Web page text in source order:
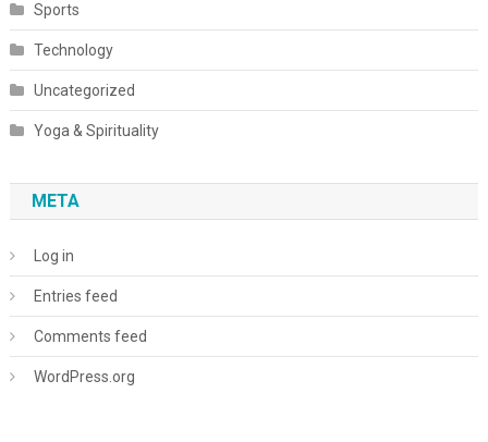
Sports
Technology
Uncategorized
Yoga & Spirituality
META
Log in
Entries feed
Comments feed
WordPress.org